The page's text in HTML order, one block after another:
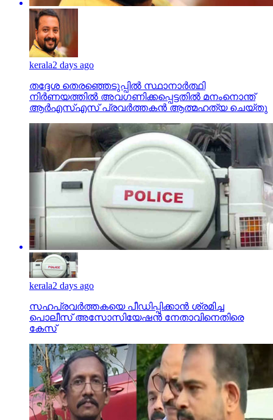
kerala2 days ago
തദ്ദേശ തെരഞ്ഞെടുപ്പില്‍ സ്ഥാനാര്‍ത്ഥി
നിര്‍ണയത്തില്‍ അവഗണിക്കപ്പെട്ടതില്‍ മനംനൊന്ത്
ആര്‍എസ്എസ് പ്രവര്‍ത്തകന്‍ ആത്മഹത്യ ചെയ്തു
kerala2 days ago
സഹപ്രവര്‍ത്തകയെ പീഡിപ്പിക്കാന്‍ ശ്രമിച്ച
പൊലീസ് അസോസിയേഷന്‍ നേതാവിനെതിരെ
കേസ്